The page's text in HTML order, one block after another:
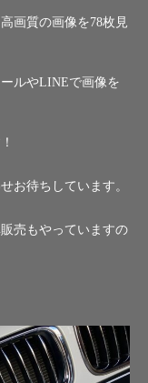
画質の画像を78枚見
ルやLINEで画像を
お待ちしています。
売もやっていますの